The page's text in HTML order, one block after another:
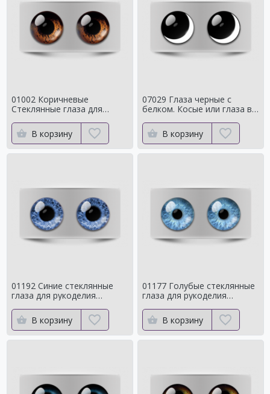
01002 Коричневые
Стеклянные глаза для
Натуральный цвет
В корзину
07029 Глаза черные с
белком. Косые или глаза в
В корзину
01192 Синие стеклянные
глаза для рукоделия
кукол В корзину
01177 Голубые стеклянные
глаза для рукоделия
В корзину